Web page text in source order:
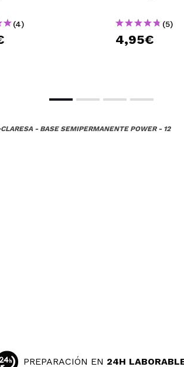
(4) (5)
4,95€
CLARESA - BASE SEMIPERMANENTE POWER - 12
PREPARACIÓN EN 24H